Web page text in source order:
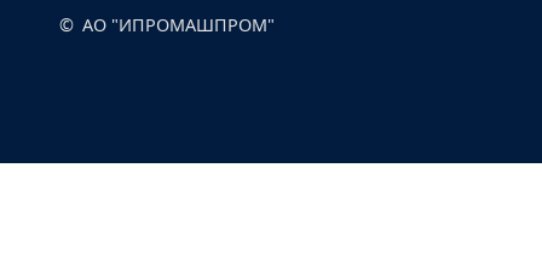
АО "ИПРОМАШПРОМ"